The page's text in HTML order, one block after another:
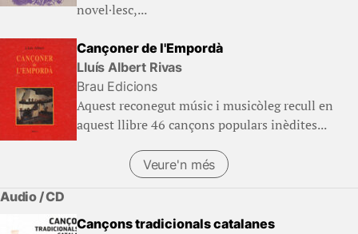
novel·lesc,...
Cançoner de l'Empordà
Lluís Albert Rivas
Brau Edicions
Aquest reconegut músic i musicòleg recull en
aquest llibre 46 cançons populars inèdites...
Veure'n més
Audio / CD
Cançons tradicionals catalanes